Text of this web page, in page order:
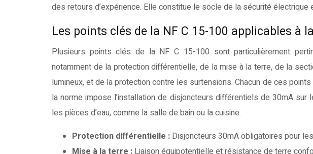
des retours d’expérience. Elle constitue le socle de la sécurité électrique
Les points clés de la NF C 15-100 applicables à
Plusieurs points clés de la NF C 15-100 sont particulièrement
notamment de la protection différentielle, de la mise à la terre, de la
lumineux, et de la protection contre les surtensions. Chacun de ces
la norme impose l’installation de disjoncteurs différentiels de 30mA
les pièces d’eau, comme la salle de bain ou la cuisine.
Protection différentielle : Disjoncteurs 30mA obligatoires pour
Mise à la terre : Liaison équipotentielle et résistance de terre